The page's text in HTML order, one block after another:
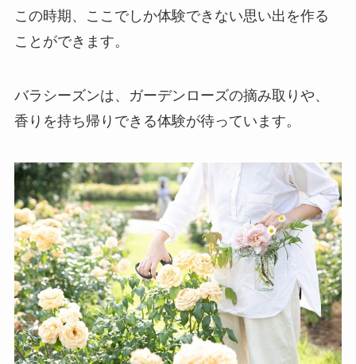
この時期、ここでしか体験できない思い出を作る
ことができます。
バラシーズンは、ガーデンローズの摘み取りや、
香りを持ち帰りできる体験が待っています。